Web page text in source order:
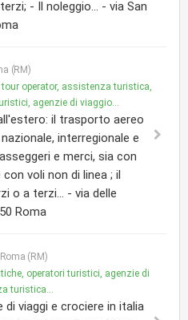
- Il noleggio... - via San
(RM)
operator, assistenza turistica,
agenzie di viaggio...
il trasporto aereo
interregionale e
e merci, sia con
voli non di linea ; il
o a terzi... - via delle
Roma
Roma (RM)
operatori turistici, agenzie di
turistica...
di viaggi e crociere in italia